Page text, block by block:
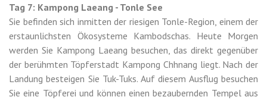
Tag 7: Kampong Laeang - Tonle See
Sie befinden sich inmitten der riesigen Tonle-Region, einem der
erstaunlichsten Ökosysteme Kambodschas. Heute Morgen
werden Sie Kampong Laeang besuchen, das direkt gegenüber
der berühmten Töpferstadt Kampong Chhnang liegt. Nach der
Landung besteigen Sie Tuk-Tuks. Auf diesem Ausflug besuchen
Sie eine Töpferei und können einen bezaubernden Tempel aus